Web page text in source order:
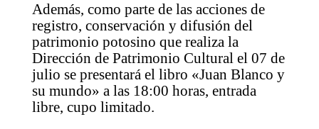
Además, como parte de las acciones de
registro, conservación y difusión del
patrimonio potosino que realiza la
Dirección de Patrimonio Cultural el 07 de
julio se presentará el libro «Juan Blanco y
su mundo» a las 18:00 horas, entrada
libre, cupo limitado.